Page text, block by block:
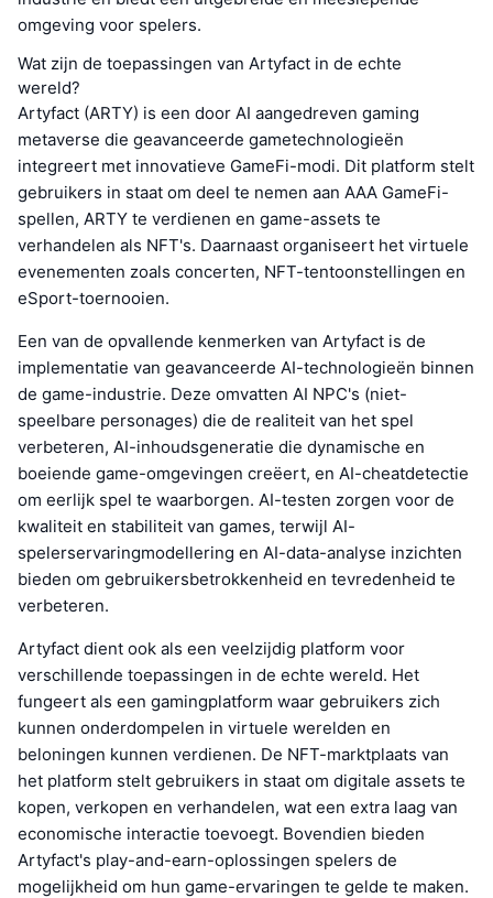
omgeving voor spelers.
Wat zijn de toepassingen van Artyfact in de echte
wereld?
Artyfact (ARTY) is een door AI aangedreven gaming
metaverse die geavanceerde gametechnologieën
integreert met innovatieve GameFi-modi. Dit platform stelt
gebruikers in staat om deel te nemen aan AAA GameFi-
spellen, ARTY te verdienen en game-assets te
verhandelen als NFT's. Daarnaast organiseert het virtuele
evenementen zoals concerten, NFT-tentoonstellingen en
eSport-toernooien.
Een van de opvallende kenmerken van Artyfact is de
implementatie van geavanceerde AI-technologieën binnen
de game-industrie. Deze omvatten AI NPC's (niet-
speelbare personages) die de realiteit van het spel
verbeteren, AI-inhoudsgeneratie die dynamische en
boeiende game-omgevingen creëert, en AI-cheatdetectie
om eerlijk spel te waarborgen. AI-testen zorgen voor de
kwaliteit en stabiliteit van games, terwijl AI-
spelerservaringmodellering en AI-data-analyse inzichten
bieden om gebruikersbetrokkenheid en tevredenheid te
verbeteren.
Artyfact dient ook als een veelzijdig platform voor
verschillende toepassingen in de echte wereld. Het
fungeert als een gamingplatform waar gebruikers zich
kunnen onderdompelen in virtuele werelden en
beloningen kunnen verdienen. De NFT-marktplaats van
het platform stelt gebruikers in staat om digitale assets te
kopen, verkopen en verhandelen, wat een extra laag van
economische interactie toevoegt. Bovendien bieden
Artyfact's play-and-earn-oplossingen spelers de
mogelijkheid om hun game-ervaringen te gelde te maken.